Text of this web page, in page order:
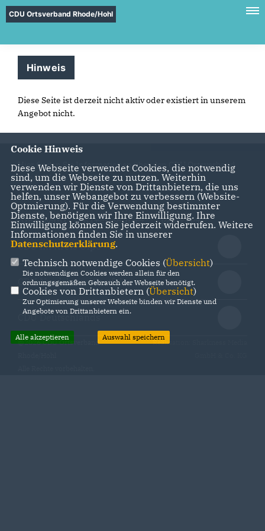
CDU Ortsverband Rhode/Hohl
Hinweis
Diese Seite ist derzeit nicht aktiv oder existiert in unserem
Angebot nicht.
Hier finden Sie Informationen über den CDU Ortsverband
Rhode/Hohl
IMPRESSUM DATENSCHUTZ KONTAKT
CDU im Kreis Olpe
CDU Nordrhein-Westfalen
CDU Deutschlands
@2026 CDU Ortsverband
Realisation: Sharkness Media
Cookie Hinweis
Diese Webseite verwendet Cookies, die notwendig
sind, um die Webseite zu nutzen. Weiterhin
verwenden wir Dienste von Drittanbietern, die uns
helfen, unser Webangebot zu verbessern (Website-
Optmierung). Für die Verwendung bestimmter
Dienste, benötigen wir Ihre Einwilligung. Ihre
Einwilligung können Sie jederzeit widerrufen. Weitere
Informationen finden Sie in unserer
Datenschutzerklärung.
Technisch notwendige Cookies (Übersicht)
Die notwendigen Cookies werden allein für den
ordnungsgemäßen Gebrauch der Webseite benötigt.
Cookies von Drittanbietern (Übersicht)
Zur Optimierung unserer Webseite binden wir Dienste und
Angebote von Drittanbietern ein.
Alle akzeptieren Auswahl speichern